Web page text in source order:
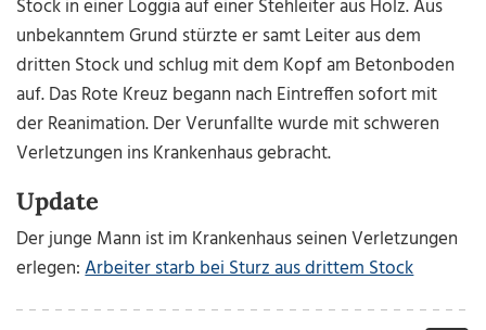
Stock in einer Loggia auf einer Stehleiter aus Holz. Aus
unbekanntem Grund stürzte er samt Leiter aus dem
dritten Stock und schlug mit dem Kopf am Betonboden
auf. Das Rote Kreuz begann nach Eintreffen sofort mit
der Reanimation. Der Verunfallte wurde mit schweren
Verletzungen ins Krankenhaus gebracht.
Update
Der junge Mann ist im Krankenhaus seinen Verletzungen
erlegen:Arbeiter starb bei Sturz aus drittem Stock